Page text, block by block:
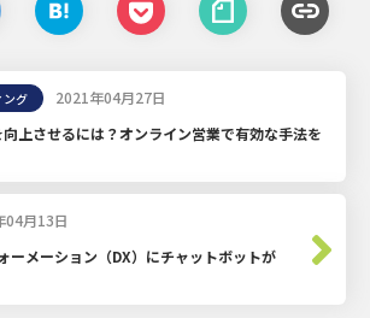
ング
2021年04月27日
上させるには？オンライン営業で有効な手法を
04月13日
ーメーション（DX）にチャットボットが